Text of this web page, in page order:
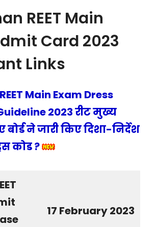
REET Main
Card 2023
Links
REET Main Exam Dress
2023 रीट मुख्य
बोर्ड ने जारी किए दिशा-निर्देश
कोड ?
17 February 2023